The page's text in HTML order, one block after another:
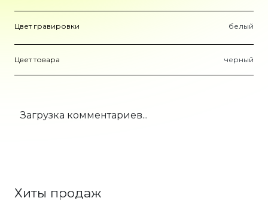
Цвет гравировки белый
Цвет товара черный
Загрузка комментариев...
Хиты продаж